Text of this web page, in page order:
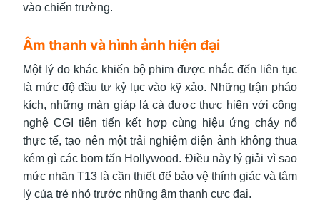
vào chiến trường.
Âm thanh và hình ảnh hiện đại
Một lý do khác khiến bộ phim được nhắc đến liên tục
là mức độ đầu tư kỷ lục vào kỹ xảo. Những trận pháo
kích, những màn giáp lá cà được thực hiện với công
nghệ CGI tiên tiến kết hợp cùng hiệu ứng cháy nổ
thực tế, tạo nên một trải nghiệm điện ảnh không thua
kém gì các bom tấn Hollywood. Điều này lý giải vì sao
mức nhãn T13 là cần thiết để bảo vệ thính giác và tâm
lý của trẻ nhỏ trước những âm thanh cực đại.